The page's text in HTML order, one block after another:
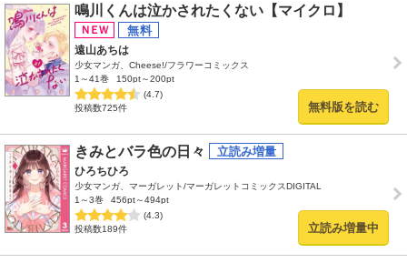
鳴川くんは泣かされたくない【マイクロ】
遠山あちは
少女マンガ、Cheese!/フラワーコミックス
1～41巻
150pt～200pt
(4.7)
投稿数725件
無料版を読む
きみとバラ色の日々
ひろちひろ
少女マンガ、マーガレット/マーガレットコミックスDIGITAL
1～3巻
456pt～494pt
(4.3)
投稿数189件
立読み増量中